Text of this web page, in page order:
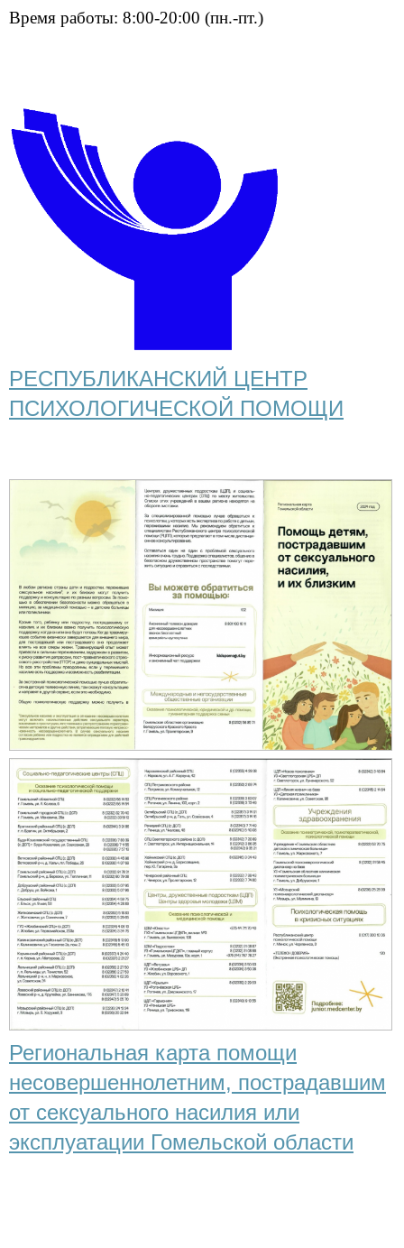
Время работы: 8:00-20:00 (пн.-пт.)
РЕСПУБЛИКАНСКИЙ ЦЕНТР
ПСИХОЛОГИЧЕСКОЙ ПОМОЩИ
Региональная карта помощи
несовершеннолетним, пострадавшим
от сексуального насилия или
эксплуатации Гомельской области